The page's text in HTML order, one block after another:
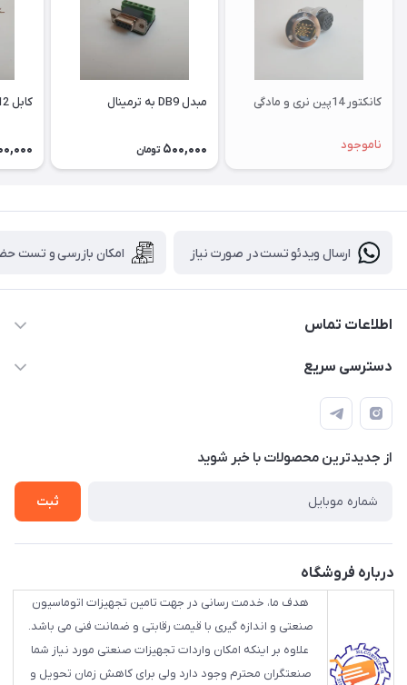
کانکتور 14پین نری و مادگی
ناموجود
مبدل DB9 به ترمینال
500,000 تومان
کابل M12 چهار پین
ارسال ویدئو تست در صورت نیاز امکان بازرسی و تست
اطلاعات تماس
88843088 - 88843137 - 88843025 - 88848075
info@HLCgroup.ir
تهران، بهار جنوبی، کوچه خوشدل، پلاک 1، طبقه 4
دسترسی سریع
حساب کاربری
لیست محصولات
تماس با ما
از جدید‌ترین محصولات با‌ خبر شوید
ثبت
درباره فروشگاه
هدف ما، خدمت رسانی در جهت تامین تجهیزات اتوماسیون
صنعتی و اندازه گیری با قیمت رقابتی و ضمانت فنی می باشد.
علاوه بر اینکه امکان واردات تجهیزات صنعتی مورد نیاز شما
صنعتگران محترم وجود دارد ولی برای کاهش زمان تحویل و